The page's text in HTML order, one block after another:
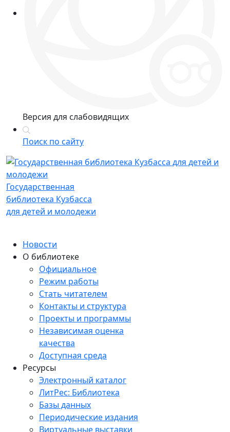
Версия для слабовидящих
Поиск по сайту
Государственная
библиотека Кузбасса
для детей и молодежи
Новости
О библиотеке
Официальное
Режим работы
Стать читателем
Контакты и структура
Проекты и программы
Независимая оценка
качества
Доступная среда
Ресурсы
Электронный каталог
ЛитРес: Библиотека
Базы данных
Периодические издания
Виртуальные выставки